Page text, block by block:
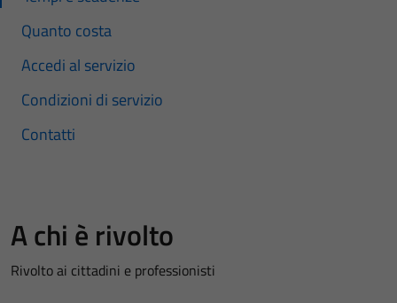
Quanto costa
Accedi al servizio
Condizioni di servizio
Contatti
A chi è rivolto
Rivolto ai cittadini e professionisti